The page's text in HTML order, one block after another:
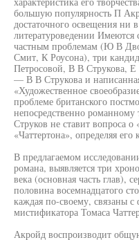
большую популярность П
достаточного освещения ни
литературоведении
частным проблемам (Ю В
Смит, К Роусона), три
Петросовой, В В Струкова,
— В В Струкова и
«Художественное
проблеме британского
непосредственно
Струков не ставит вопроса о
«Чаттертона», определяя
В предлагаемом
романа, выявляется три
века (основная часть глав),
половина восемнадцатого
каждая по-своему, связаны с
мистификатора Томаса
Акройд воспроизводит